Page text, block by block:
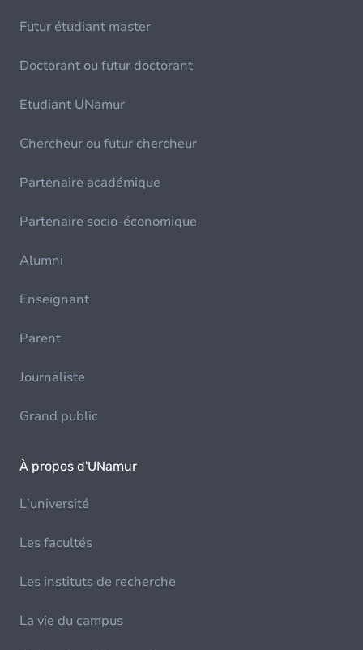
Futur étudiant master
Doctorant ou futur doctorant
Etudiant UNamur
Chercheur ou futur chercheur
Partenaire académique
Partenaire socio-économique
Alumni
Enseignant
Parent
Journaliste
Grand public
À propos d'UNamur
L'université
Les facultés
Les instituts de recherche
La vie du campus